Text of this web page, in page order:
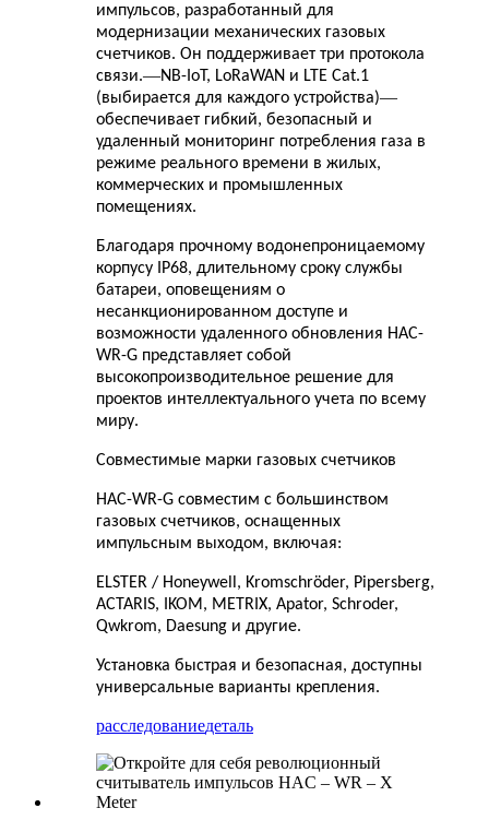
импульсов, разработанный для
модернизации механических газовых
счетчиков. Он поддерживает три протокола
связи.—NB-IoT, LoRaWAN и LTE Cat.1
(выбирается для каждого устройства)—
обеспечивает гибкий, безопасный и
удаленный мониторинг потребления газа в
режиме реального времени в жилых,
коммерческих и промышленных
помещениях.
Благодаря прочному водонепроницаемому
корпусу IP68, длительному сроку службы
батареи, оповещениям о
несанкционированном доступе и
возможности удаленного обновления HAC-
WR-G представляет собой
высокопроизводительное решение для
проектов интеллектуального учета по всему
миру.
Совместимые марки газовых счетчиков
HAC-WR-G совместим с большинством
газовых счетчиков, оснащенных
импульсным выходом, включая:
ELSTER / Honeywell, Kromschröder, Pipersberg,
ACTARIS, IKOM, METRIX, Apator, Schroder,
Qwkrom, Daesung и другие.
Установка быстрая и безопасная, доступны
универсальные варианты крепления.
расследованиедеталь